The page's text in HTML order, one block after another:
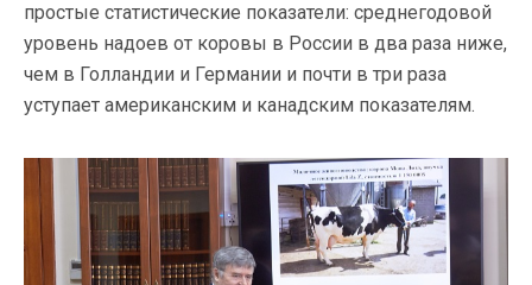
простые статистические показатели: среднегодовой
уровень надоев от коровы в России в два раза ниже,
чем в Голландии и Германии и почти в три раза
уступает американским и канадским показателям.